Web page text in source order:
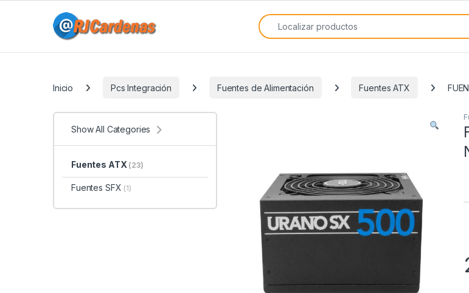
Search for:
Inicio Pcs Integración Fuentes de Alimentación Fuentes ATX
Show All Categories
Fuentes ATX (23)
Fuentes SFX (1)